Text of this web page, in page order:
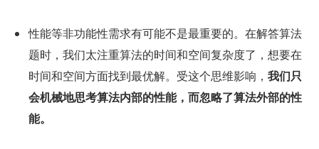
性能等非功能性需求有可能不是最重要的。在解答算法
题时，我们太注重算法的时间和空间复杂度了，想要在
时间和空间方面找到最优解。受这个思维影响， 我们只
会机械地思考算法内部的性能，而忽略了算法外部的性
能。